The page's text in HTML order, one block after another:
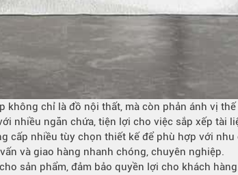
không chỉ là đồ nội thất, mà còn phản ánh vị
nhiều ngăn chứa, tiện lợi cho việc sắp xếp tài
cấp nhiều tùy chọn thiết kế để phù hợp với
và giao hàng nhanh chóng, chuyên nghiệp.
sản phẩm, đảm bảo quyền lợi cho khách